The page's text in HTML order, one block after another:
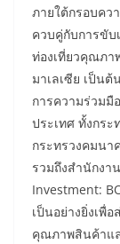
ภายใต้กรอบคว
ควบคู่กับการขับ
ท่องเที่ยวคุณภา
มาเลเซีย เป็น
การความร่วม
ประเทศ ทั้งกร
กระทรวงคมน
รวมถึงสำนักงา
Investment:
เป็นอย่างยิ่งเพื่
คุณภาพสินค้าแล